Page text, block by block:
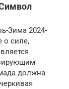
Зима 2024-
о силе,
должна